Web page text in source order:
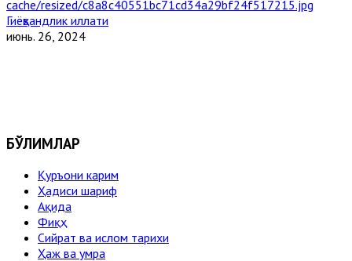
Гиёҳвандлик иллати
июнь. 26, 2024
БЎЛИМЛАР
Қуръони карим
Ҳадиси шариф
Ақида
Фиқҳ
Сийрат ва ислом тарихи
Ҳаж ва умра